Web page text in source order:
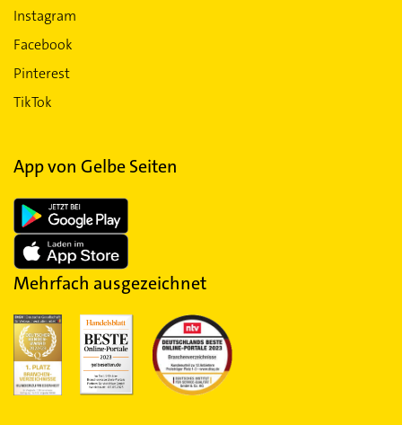
Instagram
Facebook
Pinterest
TikTok
App von Gelbe Seiten
Mehrfach ausgezeichnet